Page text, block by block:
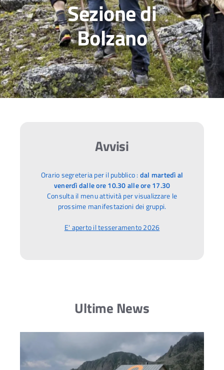
Sezione di
Bolzano
Avvisi
Orario segreteria per il pubblico : dal martedì al
venerdìdalle ore 10.30 alle ore 17.30
Consulta il menu attività per visualizzare le
prossime manifestazioni dei gruppi.
E' aperto il tesseramento 2026
Ultime News